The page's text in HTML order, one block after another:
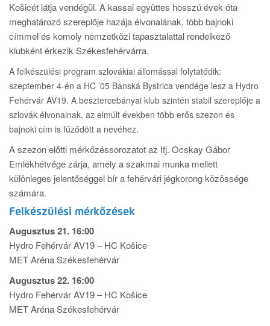
Košicét látja vendégül. A kassai együttes hosszú évek óta
meghatározó szereplője hazája élvonalának, több bajnoki
címmel és komoly nemzetközi tapasztalattal rendelkező
klubként érkezik Székesfehérvárra.
A felkészülési program szlovákiai állomással folytatódik:
szeptember 4-én a HC ’05 Banská Bystrica vendége lesz a Hydro
Fehérvár AV19. A besztercebányai klub szintén stabil szereplője a
szlovák élvonalnak, az elmúlt években több erős szezon és
bajnoki cím is fűződött a nevéhez.
A szezon előtti mérkőzéssorozatot az Ifj. Ocskay Gábor
Emlékhétvége zárja, amely a szakmai munka mellett
különleges jelentőséggel bír a fehérvári jégkorong közössége
számára.
Felkészülési mérkőzések
Augusztus 21. 16:00
Hydro Fehérvár AV19 – HC Košice
MET Aréna Székesfehérvár
Augusztus 22. 16:00
Hydro Fehérvár AV19 – HC Košice
MET Aréna Székesfehérvár